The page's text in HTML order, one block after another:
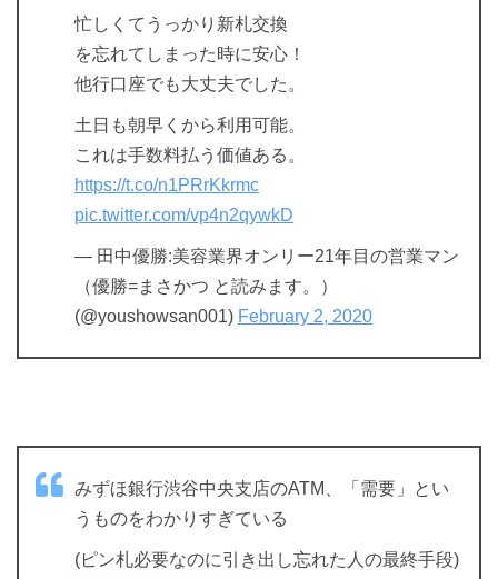
忙しくてうっかり新札交換
を忘れてしまった時に安心！
他行口座でも大丈夫でした。
土日も朝早くから利用可能。
これは手数料払う価値ある。
https://t.co/n1PRrKkrmc
pic.twitter.com/vp4n2qywkD
— 田中優勝:美容業界オンリー21年目の営業マン
（優勝=まさかつ と読みます。）
(@youshowsan001) February 2, 2020
みずほ銀行渋谷中央支店のATM、「需要」とい
うものをわかりすぎている
(ピン札必要なのに引き出し忘れた人の最終手段)